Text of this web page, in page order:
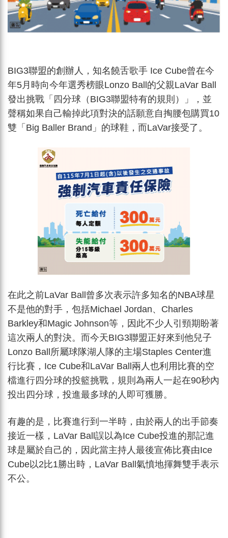
BIG3聯盟的創辦人，知名饒舌歌手 Ice Cube曾在今
年5月時向今年選秀榜眼Lonzo Ball的父親LaVar Ball
發出挑戰「四分球（BIG3聯盟特有的規則）」，並
聲稱如果自己輸掉此項對決的話願意自掏腰包購買10
雙「Big Baller Brand」的球鞋，而LaVar接受了。
在此之前LaVar Ball曾多次表示許多知名的NBA球星
不是他的對手，包括Michael Jordan、Charles
Barkley和Magic Johnson等，因此不少人引頸期盼著
這次兩人的對決。而今天BIG3聯盟正好來到他兒子
Lonzo Ball所屬球隊湖人隊的主場Staples Center進
行比賽，Ice Cube和LaVar Ball兩人也利用比賽的空
檔進行四分球的投籃挑戰，規則為兩人一起在90秒內
投出四分球，投進最多球的人即可獲勝。
有趣的是，比賽進行到一半時，由於兩人的出手節奏
接近一樣，LaVar Ball誤以為Ice Cube投進的那記進
球是屬於自己的，因此當主持人最後宣佈比賽由Ice
Cube以2比1勝出時，LaVar Ball氣憤地揮舞雙手表示
不公。